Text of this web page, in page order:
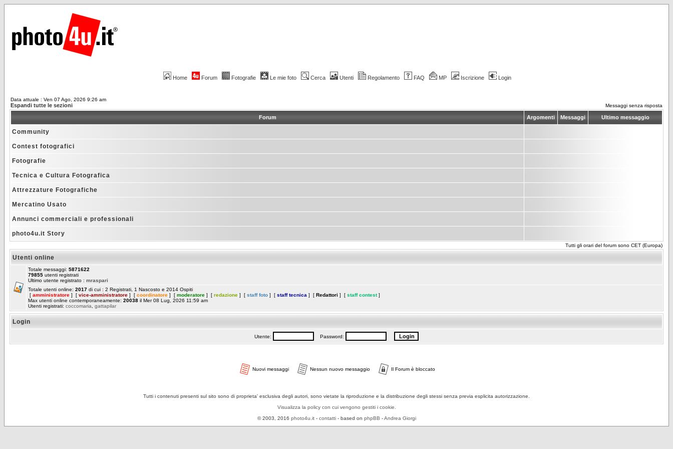
Home Forum Fotografie Le mie foto Cerca Utenti Regolamento FAQ MP Iscrizione Login
Data attuale : Ven 07 Ago, 2026 9:26 am
Espandi tutte le sezioni Messaggi senza risposta
Forum Argomenti Messaggi Ultimo messaggio
Community
Contest fotografici
Fotografie
Tecnica e Cultura Fotografica
Attrezzature Fotografiche
Mercatino Usato
Annunci commerciali e professionali
photo4u.it Story
Tutti gli orari del forum sono CET (Europa)
Utenti online
Totale messaggi: 5871622
79855 utenti registrati
Ultimo utente registrato : mraspari
Totale utenti online: 2017 di cui : 2 Registrati, 1 Nascosto e 2014 Ospiti
[ amministratore ] [ vice-amministratore ] [ coordinatore ] [ moderatore ] [ redazione ] [ staff foto ] [ staff tecnica ] [ Redattori ] [ staff contest]
Max utenti online contemporaneamente: 20038 il Mer 08 Lug, 2026 11:59 am
Utenti registrati: coccomaria gattapilar
Login
Utente: Password:
Nuovi messaggi Nessun nuovo messaggio Il Forum è bloccato
Tutti i contenuti presenti sul sito sono di proprieta' esclusiva degli autori, sono vietate la riproduzione e la distribuzione degli stessi senza previa esplicita autorizzazione.
Visualizza la policy con cui vengono gestiti i cookie.
© 2003, 2016 photo4u.it- contatti- based on phpBB -Andrea Giorgi